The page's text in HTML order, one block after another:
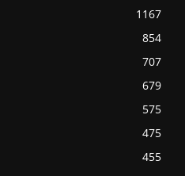
1167
854
707
679
575
475
455